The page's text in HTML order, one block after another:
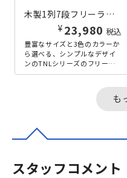
木製1列7段フリーラック TNLシリーズ W590×D290×H1980 ナチュラル
¥ 23,980 税込
豊富なサイズと3色のカラーか
ら選べる、シンプルなデザイ
ンのTNLシリーズのフリーラ
ック、横幅590タイプ。存在感
も
スタッフコメント